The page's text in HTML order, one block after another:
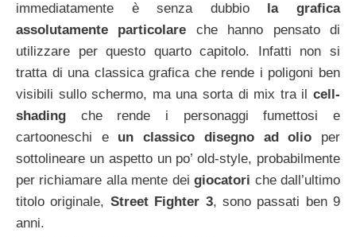
immediatamente è senza dubbio
la grafica
assolutamente particolare che hanno pensato di
utilizzare per questo quarto capitolo. Infatti non si
tratta di una classica grafica che rende i poligoni ben
visibili sullo schermo, ma una sorta di mix tra il cell-
shading che rende i personaggi fumettosi e
cartooneschi e un classico disegno ad olio per
sottolineare un aspetto un po’ old-style, probabilmente
per richiamare alla mente deigiocatori che dall’ultimo
titolo originale, Street Fighter 3, sono passati ben 9
anni.